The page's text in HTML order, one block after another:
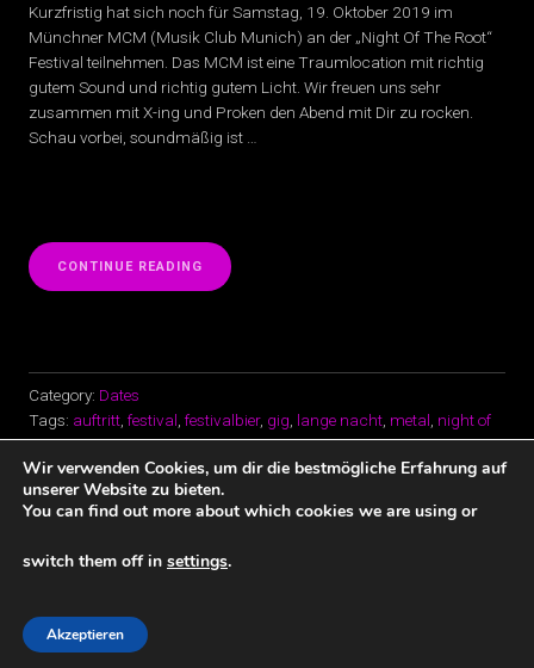
Kurzfristig hat sich noch für Samstag, 19. Oktober 2019 im
Münchner MCM (Musik Club Munich) an der „Night Of The Root“
Festival teilnehmen. Das MCM ist eine Traumlocation mit richtig
gutem Sound und richtig gutem Licht. Wir freuen uns sehr
zusammen mit X-ing und Proken den Abend mit Dir zu rocken.
Schau vorbei, soundmäßig ist …
CONTINUE READING „SHOW:
19.
Category: Dates
Tags: auftritt festival festivalbier, gig lange nacht metal night of
the root,Progrock,proken,rock,x-ing,xing
Datenschutz und Impressum
Copyright © 2026 · All Rights Reserved · CRAZY69
Wir verwenden Cookies, um dir die bestmögliche Erfahrung auf
unserer Website zu bieten.
You can find out more about which cookies we are using or
switch them off in settings.
Akzeptieren